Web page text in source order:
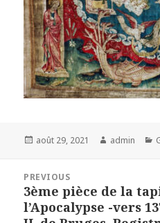
Posted
août 29, 2021 Author
admin
l’article
PREVIOUS
Previous
post:
3ème pièce de la
l’Apocalypse -vers